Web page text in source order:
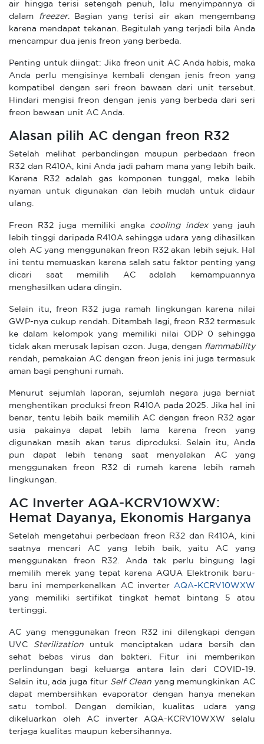
air hingga terisi setengah penuh, lalu menyimpannya di
dalam
freezer. Bagian yang terisi air akan mengembang
karena mendapat tekanan. Begitulah yang terjadi bila Anda
mencampur dua jenis freon yang berbeda.
Penting untuk diingat: Jika freon unit AC Anda habis, maka
Anda perlu mengisinya kembali dengan jenis freon yang
kompatibel dengan seri freon bawaan dari unit tersebut.
Hindari mengisi freon dengan jenis yang berbeda dari seri
freon bawaan unit AC Anda.
Alasan pilih AC dengan freon R32
Setelah melihat perbandingan maupun perbedaan freon
R32 dan R410A, kini Anda jadi paham mana yang lebih baik.
Karena R32 adalah gas komponen tunggal, maka lebih
nyaman untuk digunakan dan lebih mudah untuk didaur
ulang.
Freon R32 juga memiliki angka cooling indexyang jauh
lebih tinggi daripada R410A sehingga udara yang dihasilkan
oleh AC yang menggunakan freon R32 akan lebih sejuk. Hal
ini tentu memuaskan karena salah satu faktor penting yang
dicari saat memilih AC adalah kemampuannya
menghasilkan udara dingin.
Selain itu, freon R32 juga ramah lingkungan karena nilai
GWP-nya cukup rendah. Ditambah lagi, freon R32 termasuk
ke dalam kelompok yang memiliki nilai ODP 0 sehingga
tidak akan merusak lapisan ozon. Juga, dengan flammability
rendah, pemakaian AC dengan freon jenis ini juga termasuk
aman bagi penghuni rumah.
Menurut sejumlah laporan, sejumlah negara juga berniat
menghentikan produksi freon R410A pada 2025. Jika hal ini
benar, tentu lebih baik memilih AC dengan freon R32 agar
usia pakainya dapat lebih lama karena freon yang
digunakan masih akan terus diproduksi. Selain itu, Anda
pun dapat lebih tenang saat menyalakan AC yang
menggunakan freon R32 di rumah karena lebih ramah
lingkungan.
AC Inverter AQA-KCRV10WXW:
Hemat Dayanya, Ekonomis Harganya
Setelah mengetahui perbedaan freon R32 dan R410A, kini
saatnya mencari AC yang lebih baik, yaitu AC yang
menggunakan freon R32. Anda tak perlu bingung lagi
memilih merek yang tepat karena AQUA Elektronik baru-
baru ini memperkenalkan AC inverter AQA-KCRV10WXW
yang memiliki sertifikat tingkat hemat bintang 5 atau
tertinggi.
AC yang menggunakan freon R32 ini dilengkapi dengan
UVC Sterilization untuk menciptakan udara bersih dan
sehat bebas virus dan bakteri. Fitur ini memberikan
perlindungan bagi keluarga antara lain dari COVID-19.
Selain itu, ada juga fitur Self Clean yang memungkinkan AC
dapat membersihkan evaporator dengan hanya menekan
satu tombol. Dengan demikian, kualitas udara yang
dikeluarkan oleh AC inverter AQA-KCRV10WXW selalu
terjaga kualitas maupun kebersihannya.